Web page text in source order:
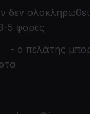
δεν
5 φορές
- ο πελάτης